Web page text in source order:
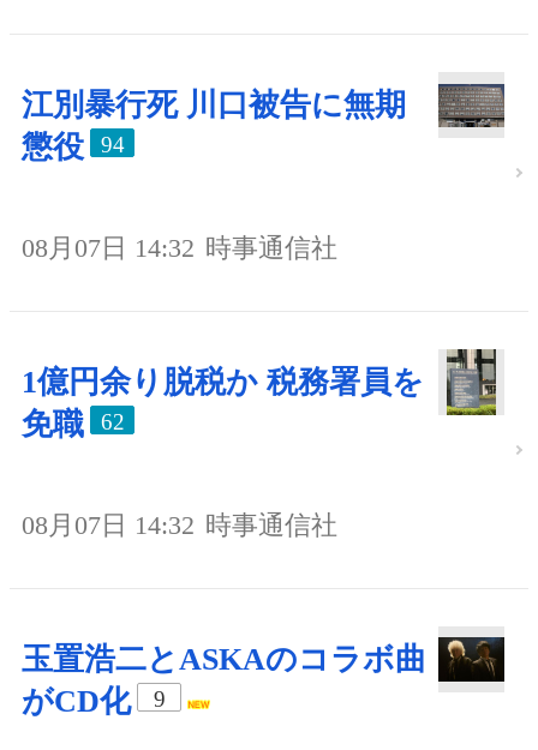
江別暴行死 川口被告に無期
懲役
94
08月07日 14:32 時事通信社
1億円余り脱税か 税務署員を
免職
62
08月07日 14:32 時事通信社
玉置浩二とASKAのコラボ曲
がCD化
9